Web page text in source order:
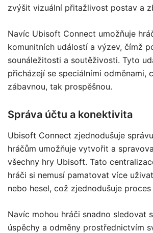
zvýšit vizuální přitažlivost postav a
Navíc Ubisoft Connect umožňuje
komunitních událostí a výzev, čímž
sounáležitosti a soutěživosti. Tyto
přicházejí se speciálními odměnami,
zábavnou, tak prospěšnou.
Správa účtu a konektivita
Ubisoft Connect zjednodušuje
hráčům umožňuje vytvořit a
všechny hry Ubisoft. Tato
hráči si nemusí pamatovat více
nebo hesel, což zjednodušuje proces
Navíc mohou hráči snadno sledovat
úspěchy a odměny prostřednictvím